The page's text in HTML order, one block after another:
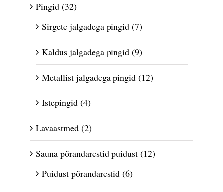
Pingid (32)
Sirgete jalgadega pingid (7)
Kaldus jalgadega pingid (9)
Metallist jalgadega pingid (12)
Istepingid (4)
Lavaastmed (2)
Sauna põrandarestid puidust (12)
Puidust põrandarestid (6)